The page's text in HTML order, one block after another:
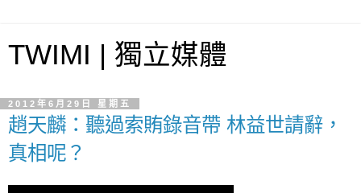
TWIMI | 獨立媒體
2012年6月29日 星期五
趙天麟：聽過索賄錄音帶 林益世請辭，
真相呢？